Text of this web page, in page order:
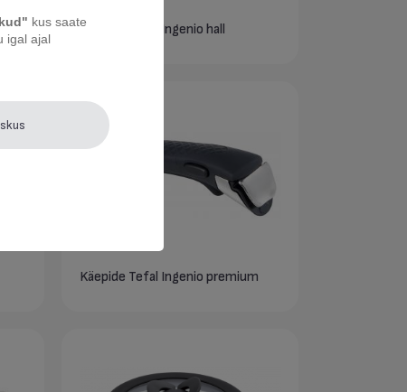
Käepide Tefal Ingenio hall
Käepide Tefal Ingenio premium
kus saate
igal ajal